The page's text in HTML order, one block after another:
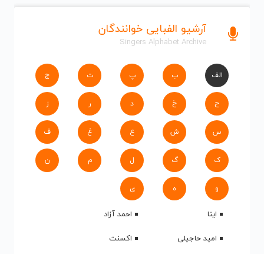
آرشیو الفبایی خوانندگان
Singers Alphabet Archive
الف ب پ ت ج
ح خ د ر ز
س ش ع غ ف
ک گ ل م ن
و ه ی
اینا
احمد آزاد
امید حاجیلی
اکسنت